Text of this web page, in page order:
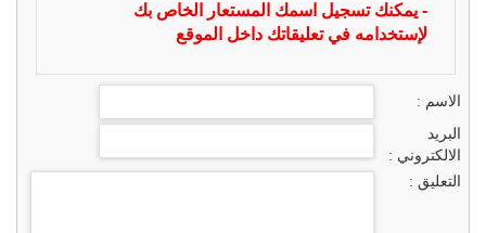
- يمكنك تسجيل اسمك المستعار الخاص بك
لإستخدامه في تعليقاتك داخل الموقع
الاسم :
البريد
الالكتروني :
التعليق :